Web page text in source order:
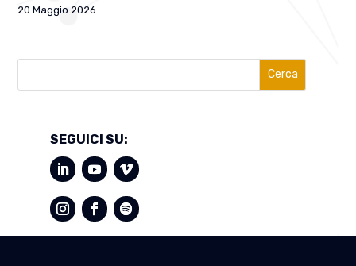
20 Maggio 2026
Cerca
SEGUICI SU: